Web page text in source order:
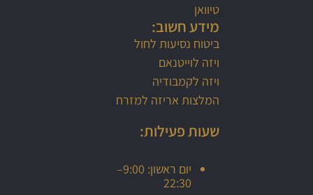
טיוואן
מידע חשוב:
ביטוח נסיעות לחול
ויזה לוייטנאם
ויזה לקמבודיה
המלצות אריזה למזרח
שעות פעילות:
יום ראשון: 9:00–
22:30